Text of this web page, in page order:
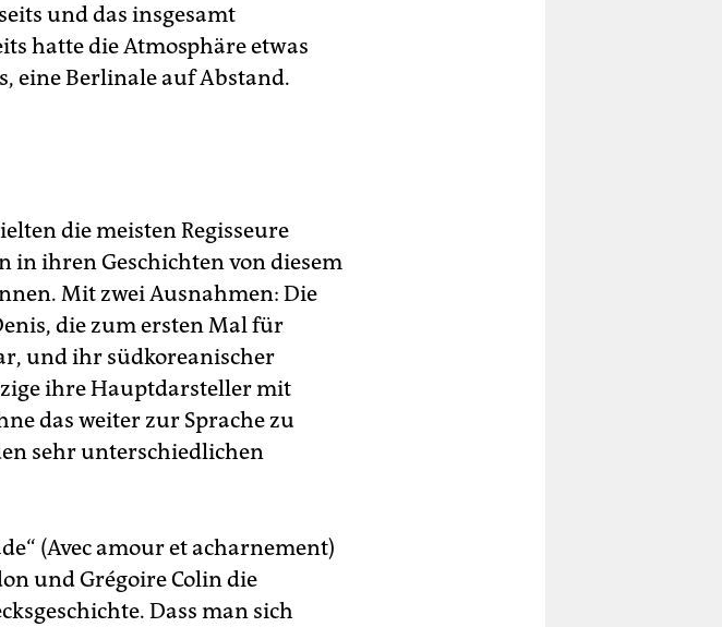
und das insgesamt
hatte die Atmosphäre etwas
eine Berlinale auf Abstand.
die meisten Regisseure
in ihren Geschichten von diesem
Mit zwei Ausnahmen: Die
die zum ersten Mal für
und ihr südkoreanischer
ihre Hauptdarsteller mit
das weiter zur Sprache zu
sehr unterschiedlichen
(Avec amour et acharnement)
und Grégoire Colin die
Dass man sich